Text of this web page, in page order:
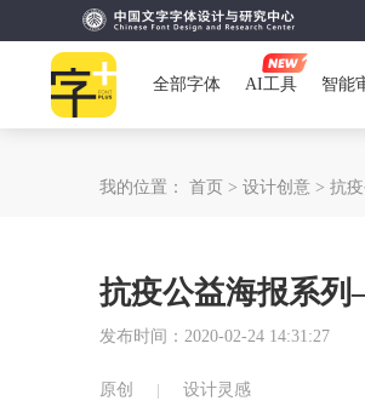
全部字体 AI工具 智能
我的位置： 首页 > 设计创意 > 抗
抗疫公益海报系
发布时间：2020-02-24 14:31:27
原创 设计灵感